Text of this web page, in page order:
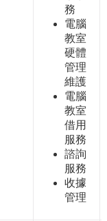
務
電腦
教室
硬體
管理
維護
電腦
教室
借用
服務
諮詢
服務
收據
管理